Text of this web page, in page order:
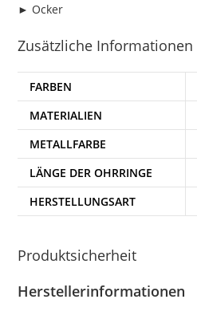
► Ocker
Zusätzliche Informationen
FARBEN
MATERIALIEN
METALLFARBE
LÄNGE DER OHRRINGE
HERSTELLUNGSART
Produktsicherheit
Herstellerinformationen